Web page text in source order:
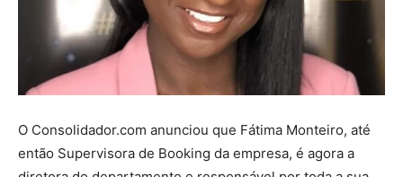
O Consolidador.com anunciou que Fátima Monteiro, até
então Supervisora de Booking da empresa, é agora a